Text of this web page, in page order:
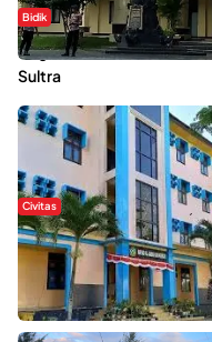
Bidik
Dugaan Kekerasan
Sultra
Civitas
Di Balik Kehidupan Ma’had Al-
Jami’ah UIN Kendari :
Ceritakan Manfaat dan